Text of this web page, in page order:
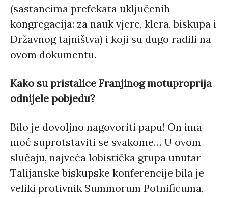
(sastancima prefekata uključenih
kongregacija: za nauk vjere, klera, biskupa i
Državnog tajništva) i koji su dugo radili na
ovom dokumentu.
Kako su pristalice Franjinog motuproprija
odnijele pobjedu?
Bilo je dovoljno nagovoriti papu! On ima
moć suprotstaviti se svakome… U ovom
slučaju, najveća lobistička grupa unutar
Talijanske biskupske konferencije bila je
veliki protivnik Summorum Potnificuma,